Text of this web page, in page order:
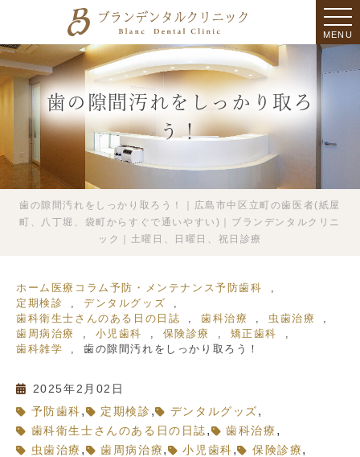
MENU
歯の隙間汚れをしっかり取ろ
う！
歯の隙間汚れをしっかり取ろう！｜広島市中区立町の歯医者(紙屋
町、八丁堀、袋町からすぐで通いやすい)｜ブランデンタルクリニ
ック｜土曜日、日曜日、祝日診療
ホーム 医療コラム 予防・メンテナンス予防歯科
定期検診
デンタルグッズ
歯科衛生士さんのある日の日誌
歯科治療
虫歯治療
歯周病治療
小児歯科 保険診療
矯正歯科
歯科雑学
歯の隙間汚れをしっかり取ろう！
2025年2月02日
予防歯科 , 定期検診 , デンタルグッズ ,
歯科衛生士さんのある日の日誌 , 歯科治療 ,
虫歯治療 , 歯周病治療 , 小児歯科 , 保険診療 ,